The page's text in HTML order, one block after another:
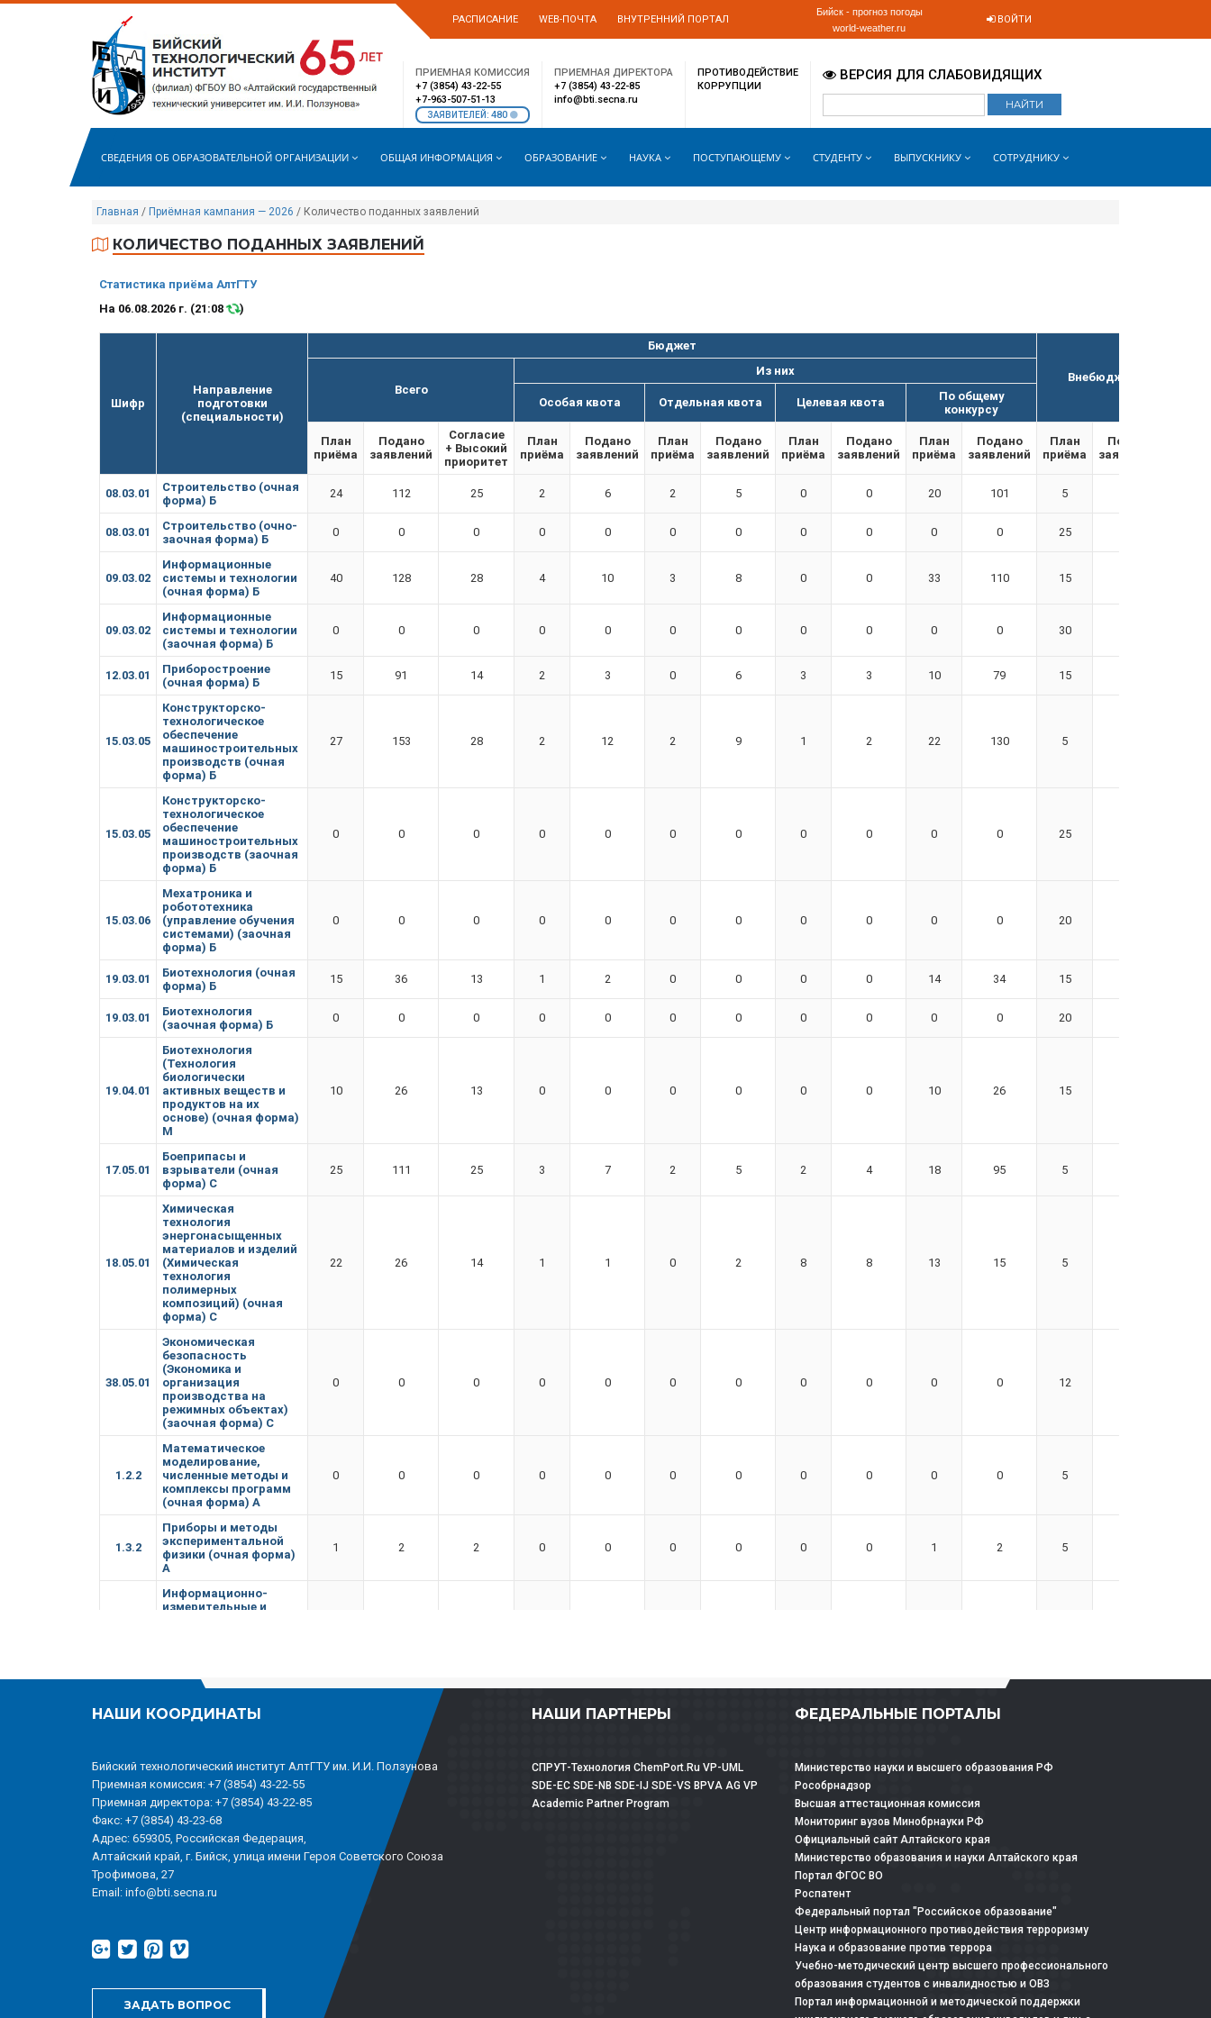
РАСПИСАНИЕ WEB-ПОЧТА ВНУТРЕННИЙ ПОРТАЛ
Бийск - прогноз погоды
world-weather.ru
ВОЙТИ
ПРИЕМНАЯ КОМИССИЯ
+7 (3854) 43-22-55
+7-963-507-51-13
ЗАЯВИТЕЛЕЙ: 480
ПРИЕМНАЯ ДИРЕКТОРА
+7 (3854) 43-22-85
info@bti.secna.ru
ПРОТИВОДЕЙСТВИЕ
КОРРУПЦИИ
ВЕРСИЯ ДЛЯ СЛАБОВИДЯЩИХ
СВЕДЕНИЯ ОБ ОБРАЗОВАТЕЛЬНОЙ ОРГАНИЗАЦИИ ОБЩАЯ ИНФОРМАЦИЯ ОБРАЗОВАНИЕ НАУКА ПОСТУПАЮЩЕМУ СТУДЕНТУ ВЫПУСКНИКУ СОТРУДНИКУ
Главная / Приёмная кампания — 2026 / Количество поданных заявлений
КОЛИЧЕСТВО ПОДАННЫХ ЗАЯВЛЕНИЙ
Статистика приёма АлтГТУ
НАШИ КООРДИНАТЫ
Бийский технологический институт АлтГТУ им. И.И. Ползунова
Приемная комиссия: +7 (3854) 43-22-55
Приемная директора: +7 (3854) 43-22-85
Факс: +7 (3854) 43-23-68
Адрес: 659305, Российская Федерация,
Алтайский край, г. Бийск, улица имени Героя Советского Союза
Трофимова, 27
Email: info@bti.secna.ru
ЗАДАТЬ ВОПРОС
НАШИ ПАРТНЕРЫ
СПРУТ-Технология ChemPort.Ru VP-UML
SDE-EC SDE-NB SDE-IJ SDE-VS BPVA AG VP
Academic Partner Program
ФЕДЕРАЛЬНЫЕ ПОРТАЛЫ
Министерство науки и высшего образования РФ
Рособрнадзор
Высшая аттестационная комиссия
Мониторинг вузов Минобрнауки РФ
Официальный сайт Алтайского края
Министерство образования и науки Алтайского края
Портал ФГОС ВО
Роспатент
Федеральный портал "Российское образование"
Центр информационного противодействия терроризму
Наука и образование против террора
Учебно-методический центр высшего профессионального
образования студентов с инвалидностью и ОВЗ
Портал информационной и методической поддержки